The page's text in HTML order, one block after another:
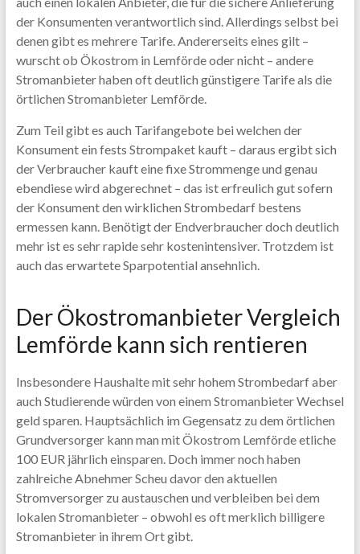
der Konsumenten verantwortlich sind. Allerdings selbst bei
denen gibt es mehrere Tarife. Andererseits eines gilt –
wurscht ob Ökostrom in Lemförde oder nicht – andere
Stromanbieter haben oft deutlich günstigere Tarife als die
örtlichen Stromanbieter Lemförde.
Zum Teil gibt es auch Tarifangebote bei welchen der
Konsument ein fests Strompaket kauft – daraus ergibt sich
der Verbraucher kauft eine fixe Strommenge und genau
ebendiese wird abgerechnet – das ist erfreulich gut sofern
der Konsument den wirklichen Strombedarf bestens
ermessen kann. Benötigt der Endverbraucher doch deutlich
mehr ist es sehr rapide sehr kostenintensiver. Trotzdem ist
auch das erwartete Sparpotential ansehnlich.
Der Ökostromanbieter Vergleich
Lemförde kann sich rentieren
Insbesondere Haushalte mit sehr hohem Strombedarf aber
auch Studierende würden von einem Stromanbieter Wechsel
geld sparen. Hauptsächlich im Gegensatz zu dem örtlichen
Grundversorger kann man mit Ökostrom Lemförde etliche
100 EUR jährlich einsparen. Doch immer noch haben
zahlreiche Abnehmer Scheu davor den aktuellen
Stromversorger zu austauschen und verbleiben bei dem
lokalen Stromanbieter – obwohl es oft merklich billigere
Stromanbieter in ihrem Ort gibt.